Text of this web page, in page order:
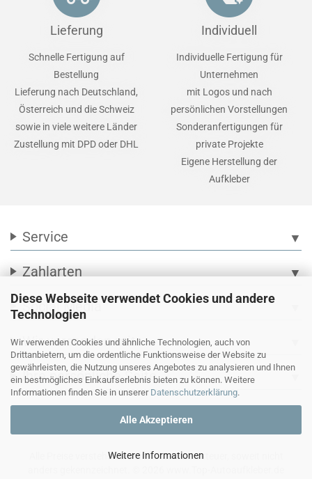
Diese Webseite verwendet Cookies und andere
Technologien
Wir verwenden Cookies und ähnliche Technologien, auch von
Drittanbietern, um die ordentliche Funktionsweise der Website zu
gewährleisten, die Nutzung unseres Angebotes zu analysieren und Ihnen
ein bestmögliches Einkaufserlebnis bieten zu können. Weitere
Informationen finden Sie in unserer Datenschutzerklärung.
Alle Akzeptieren
Weitere Informationen
Lieferung
Schnelle Fertigung auf
Bestellung
Lieferung nach Deutschland,
Österreich und die Schweiz
sowie in viele weitere Länder
Zustellung mit DPD oder DHL
Individuell
Individuelle Fertigung für
Unternehmen
mit Logos und nach
persönlichen Vorstellungen
Sonderanfertigungen für
private Projekte
Eigene Herstellung der
Aufkleber
Service ▼
Zahlarten ▼
Social Media
Wir versenden mit
Ihre persönliche Seite
Alle Preise verstehen sich inkl. Mehrwertsteuer, soweit nicht